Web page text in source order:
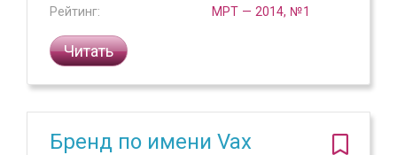
Рейтинг:
МРТ — 2014, №1
Читать
Бренд по имени Vax